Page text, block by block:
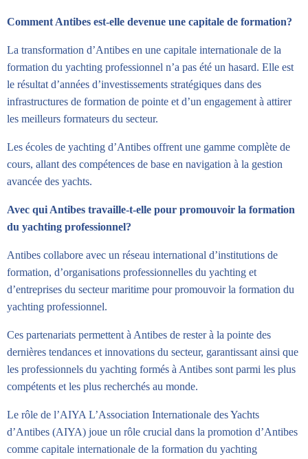
Comment Antibes est-elle devenue une capitale de formation?
La transformation d’Antibes en une capitale internationale de la
formation du yachting professionnel n’a pas été un hasard. Elle est
le résultat d’années d’investissements stratégiques dans des
infrastructures de formation de pointe et d’un engagement à attirer
les meilleurs formateurs du secteur.
Les écoles de yachting d’Antibes offrent une gamme complète de
cours, allant des compétences de base en navigation à la gestion
avancée des yachts.
Avec qui Antibes travaille-t-elle pour promouvoir la formation
du yachting professionnel?
Antibes collabore avec un réseau international d’institutions de
formation, d’organisations professionnelles du yachting et
d’entreprises du secteur maritime pour promouvoir la formation du
yachting professionnel.
Ces partenariats permettent à Antibes de rester à la pointe des
dernières tendances et innovations du secteur, garantissant ainsi que
les professionnels du yachting formés à Antibes sont parmi les plus
compétents et les plus recherchés au monde.
Le rôle de l’AIYA L’Association Internationale des Yachts
d’Antibes (AIYA) joue un rôle crucial dans la promotion d’Antibes
comme capitale internationale de la formation du yachting